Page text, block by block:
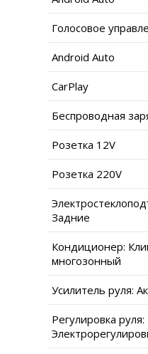
Голосовое
Android Auto
CarPlay
Беспроводная
Розетка 12V
Розетка 220V
Задние
Кондиционер:
многозонный
Усилитель руля:
Регулировка